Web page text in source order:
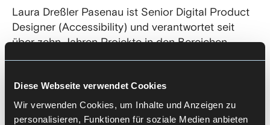
Diese Webseite verwendet Cookies
Wir verwenden Cookies, um Inhalte und Anzeigen zu
personalisieren, Funktionen für soziale Medien anbieten
Laura Dreßler Pasenau ist Senior Digital Product
Designer (Accessibility) und verantwortet seit
über zehn Jahren Projekte in den Bereichen
Strategie, Konzeption, UX Design und Service
Sie arbeitet für Unternehmen und öffentliche
Auftraggeber. Darunter Bundesministerien und